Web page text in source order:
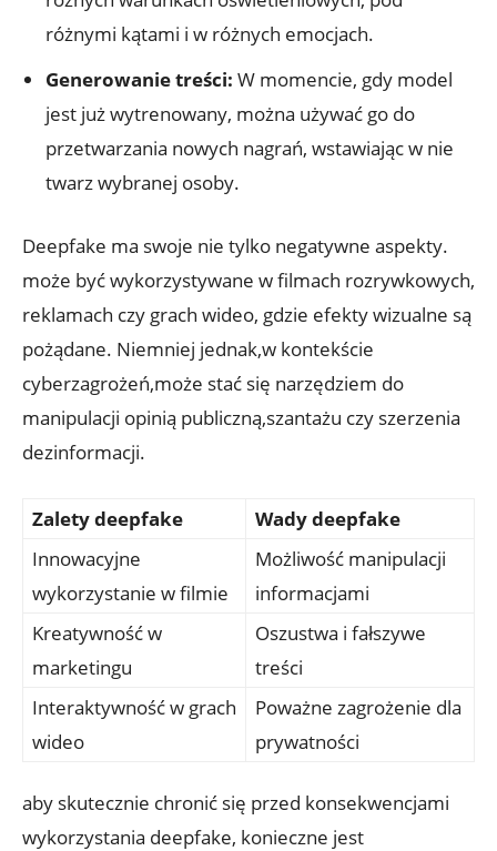
⁢różnymi kątami‍ i w‌ różnych emocjach.
Generowanie treści: W ​momencie, gdy model
jest już wytrenowany, można używać go do
przetwarzania⁢ nowych nagrań, wstawiając w nie
twarz wybranej osoby.
Deepfake ma swoje nie tylko negatywne ‍aspekty.
może​ być wykorzystywane w⁢ filmach ‌rozrywkowych,
reklamach​ czy grach wideo,⁤ gdzie efekty wizualne są
pożądane. Niemniej jednak,w kontekście
cyberzagrożeń,może stać ‍się ‌narzędziem do
manipulacji opinią ⁢publiczną,szantażu czy szerzenia
dezinformacji.
Zalety deepfake
Wady deepfake
Innowacyjne
wykorzystanie w filmie
Możliwość manipulacji
informacjami
Kreatywność w
marketingu
Oszustwa i fałszywe
treści
Interaktywność w grach
wideo
Poważne zagrożenie dla
prywatności
aby skutecznie chronić się przed konsekwencjami
wykorzystania deepfake, konieczne jest⁢